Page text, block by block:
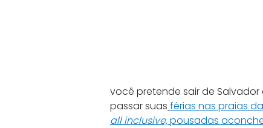
você pretende sair de
passar suas férias nas praias
all inclusive, pousadas